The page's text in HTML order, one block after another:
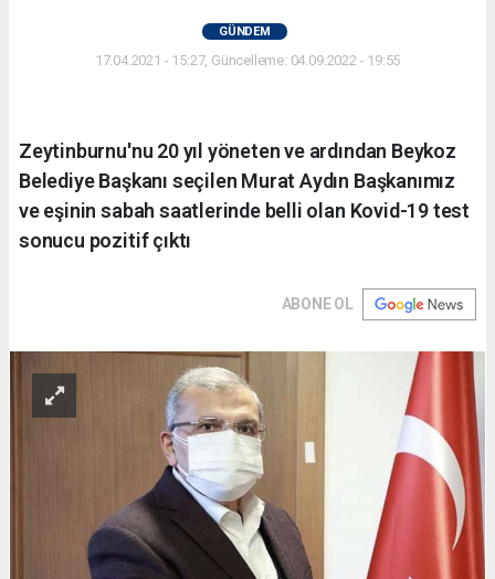
GÜNDEM
17.04.2021 - 15:27, Güncelleme: 04.09.2022 - 19:55
Zeytinburnu'nu 20 yıl yöneten ve ardından Beykoz
Belediye Başkanı seçilen Murat Aydın Başkanımız
ve eşinin sabah saatlerinde belli olan Kovid-19 test
sonucu pozitif çıktı
ABONE OL